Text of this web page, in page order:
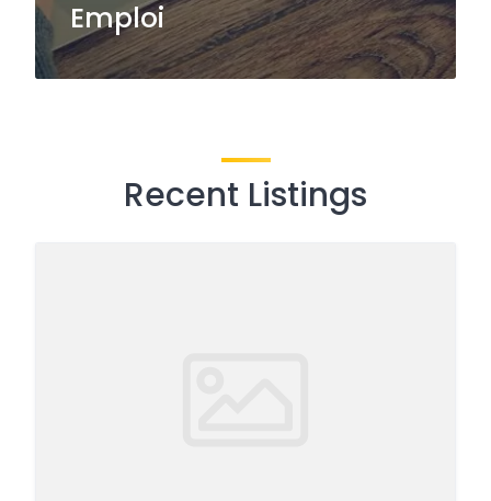
Emploi
Recent Listings